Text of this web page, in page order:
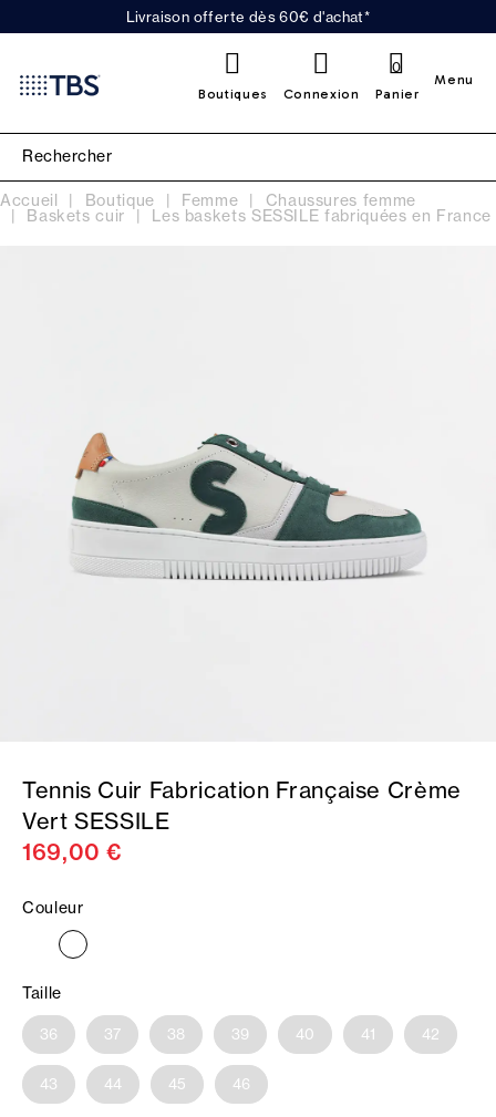
Livraison offerte dès 60€ d'achat*
Boutiques Connexion Panier
0
Menu
Accueil Boutique Femme Chaussures femme
Baskets cuir Les baskets SESSILE fabriquées en France
Tennis Cuir Fabrication Française Crème
Vert SESSILE
169,00 €
Couleur
Taille
36 37 38 39 40 41 42
43 44 45 46